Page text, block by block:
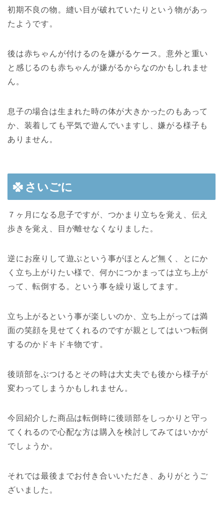
初期不良の物。縫い目が破れていたりという物があっ
たようです。
後は赤ちゃんが付けるのを嫌がるケース。意外と重い
と感じるのも赤ちゃんが嫌がるからなのかもしれませ
ん。
息子の場合は生まれた時の体が大きかったのもあって
か、装着しても平気で遊んでいますし、嫌がる様子も
ありません。
さいごに
７ヶ月になる息子ですが、つかまり立ちを覚え、伝え
歩きを覚え、目が離せなくなりました。
逆にお座りして遊ぶという事がほとんど無く、とにか
く立ち上がりたい様で、何かにつかまっては立ち上が
って、転倒する。という事を繰り返してます。
立ち上がるという事が楽しいのか、立ち上がっては満
面の笑顔を見せてくれるのですが親としてはいつ転倒
するのかドキドキ物です。
後頭部をぶつけるとその時は大丈夫でも後から様子が
変わってしまうかもしれません。
今回紹介した商品は転倒時に後頭部をしっかりと守っ
てくれるので心配な方は購入を検討してみてはいかが
でしょうか。
それでは最後までお付き合いいただき、ありがとうご
ざいました。